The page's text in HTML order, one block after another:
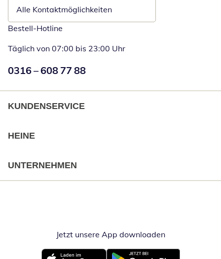
Alle Kontaktmöglichkeiten
Bestell-Hotline
Täglich von 07:00 bis 23:00 Uhr
Numéro de téléphone:
0316 – 608 77 88
KUNDENSERVICE
HEINE
UNTERNEHMEN
Jetzt unsere App downloadenÖffnet in